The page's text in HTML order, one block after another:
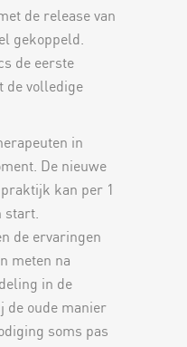
de release van
gekoppeld.
de eerste
de volledige
in
De nieuwe
kan per 1
start.
de ervaringen
meten na
in de
de oude manier
soms pas